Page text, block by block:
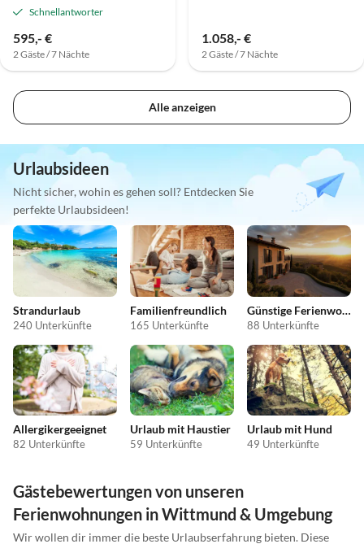
Schnellantworter
595,- €
2 Gäste / 7 Nächte
1.058,- €
2 Gäste / 7 Nächte
Alle anzeigen
Urlaubsideen
Nicht sicher, wohin es gehen soll? Entdecken Sie
perfekte Urlaubsideen!
Strandurlaub
240 Unterkünfte
Familienfreundlich
165 Unterkünfte
Günstige Ferienwohnungen
88 Unterkünfte
Allergikergeeignet
82 Unterkünfte
Urlaub mit Haustier
59 Unterkünfte
Urlaub mit Hund
49 Unterkünfte
Gästebewertungen von unseren
Ferienwohnungen in Wittmund & Umgebung
Wir wollen dir immer die beste Urlaubserfahrung bieten. Diese